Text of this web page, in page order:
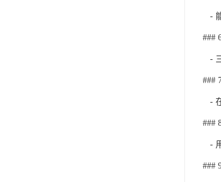
-
###
-
###
-
###
-
###